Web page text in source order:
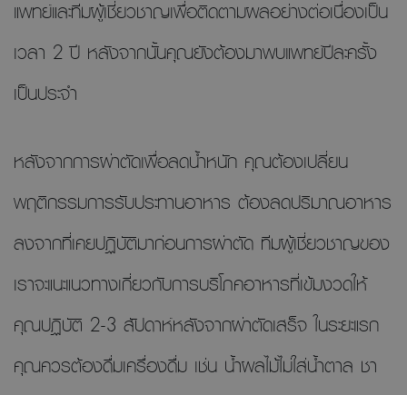
แพทย์และทีมผู้เชี่ยวชาญเพื่อติดตามผลอย่างต่อเนื่องเป็น
เวลา 2 ปี หลังจากนั้นคุณยังต้องมาพบแพทย์ปีละครั้ง
เป็นประจำ
หลังจากการผ่าตัดเพื่อลดน้ำหนัก คุณต้องเปลี่ยน
พฤติกรรมการรับประทานอาหาร ต้องลดปริมาณอาหาร
ลงจากที่เคยปฏิบัติมาก่อนการผ่าตัด ทีมผู้เชี่ยวชาญของ
เราจะแนะแนวทางเกี่ยวกับการบริโภคอาหารที่เข้มงวดให้
คุณปฏิบัติ 2-3 สัปดาห์หลังจากผ่าตัดเสร็จ ในระยะแรก
คุณควรต้องดื่มเครื่องดื่ม เช่น น้ำผลไม้ไม่ใส่น้ำตาล ชา